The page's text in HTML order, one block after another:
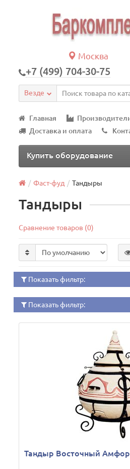
Москва
+7 (499) 704-30-75
Везде
Главная
Доставка и оплата
Купить оборудование
Фаст-фуд Тандыры
Тандыры
Сравнение товаров (0)
Показать фильтр:
Показать фильтр:
Тандыр Восточный